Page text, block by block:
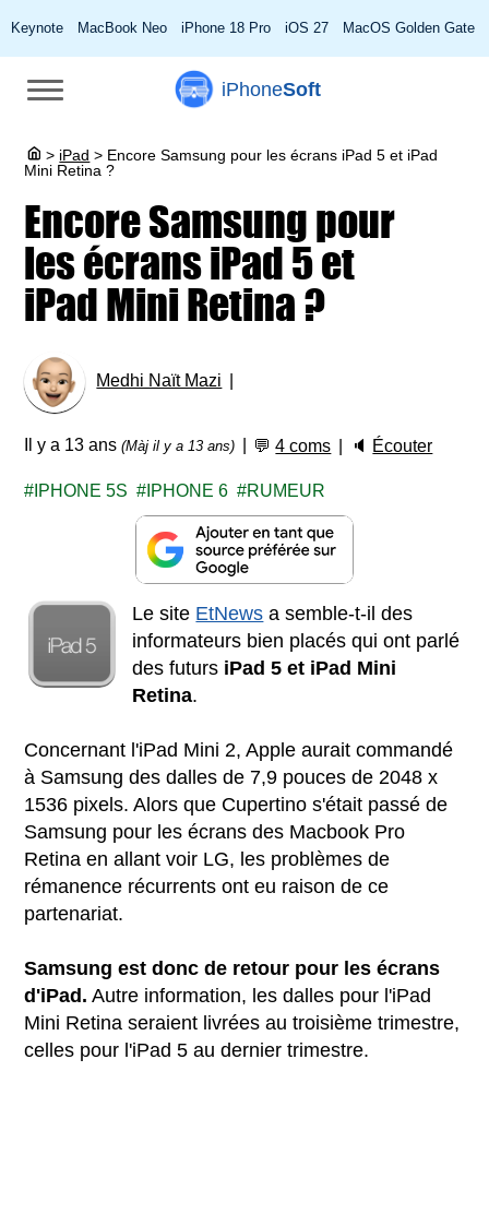
Keynote MacBook Neo iPhone 18 Pro iOS 27 MacOS Golden Gate
iPhoneSoft
> iPad > Encore Samsung pour les écrans iPad 5 et iPad
Mini Retina ?
Encore Samsung pour
les écrans iPad 5 et
iPad Mini Retina ?
Medhi Naït Mazi
Il y a 13 ans(Màj il y a 13 ans) 💬4 coms 🔈 Écouter
IPHONE 5S IPHONE 6 RUMEUR
Le site EtNews a semble-t-il des
informateurs bien placés qui ont parlé
des futurs iPad 5 et iPad Mini
Retina.
Concernant l'iPad Mini 2, Apple aurait commandé
à Samsung des dalles de 7,9 pouces de 2048 x
1536 pixels. Alors que Cupertino s'était passé de
Samsung pour les écrans des Macbook Pro
Retina en allant voir LG, les problèmes de
rémanence récurrents ont eu raison de ce
partenariat.
Samsung est donc de retour pour les écrans
d'iPad. Autre information, les dalles pour l'iPad
Mini Retina seraient livrées au troisième trimestre,
celles pour l'iPad 5 au dernier trimestre.